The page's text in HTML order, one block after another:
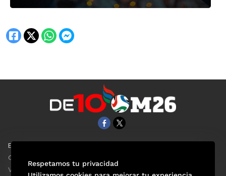
EL UNIVERSAL
Clase
ViveUSA
Respetamos tu privacidad